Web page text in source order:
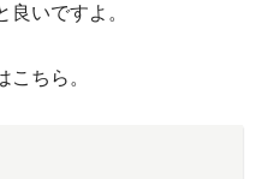
いですよ。
ちら。